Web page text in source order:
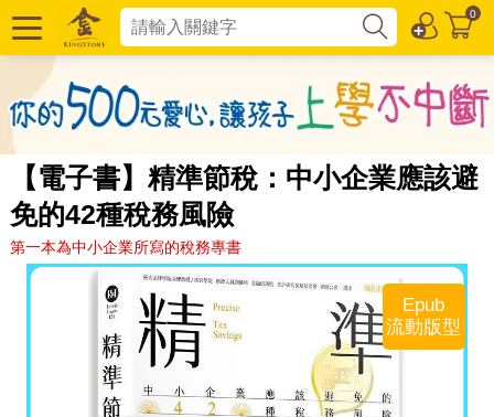
0
【電子書】精準節稅：中小企業應該避
免的42種稅務風險
第一本為中小企業所寫的稅務專書
Epub
流動版型